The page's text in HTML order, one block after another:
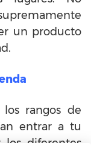
un producto
rangos de
entrar a tu
los diferentes